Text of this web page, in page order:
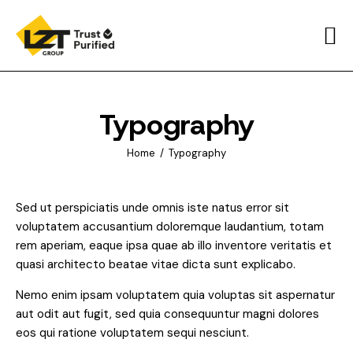
Typography
Home Typography
Home
Sustainability
Pure Insights
Contacts
Sed ut perspiciatis unde omnis iste natus error sit
voluptatem accusantium doloremque laudantium, totam
rem aperiam, eaque ipsa quae ab illo inventore veritatis et
quasi architecto beatae vitae dicta sunt explicabo.
Nemo enim ipsam voluptatem quia voluptas sit aspernatur
aut odit aut fugit, sed quia consequuntur magni dolores
eos qui ratione voluptatem sequi nesciunt.